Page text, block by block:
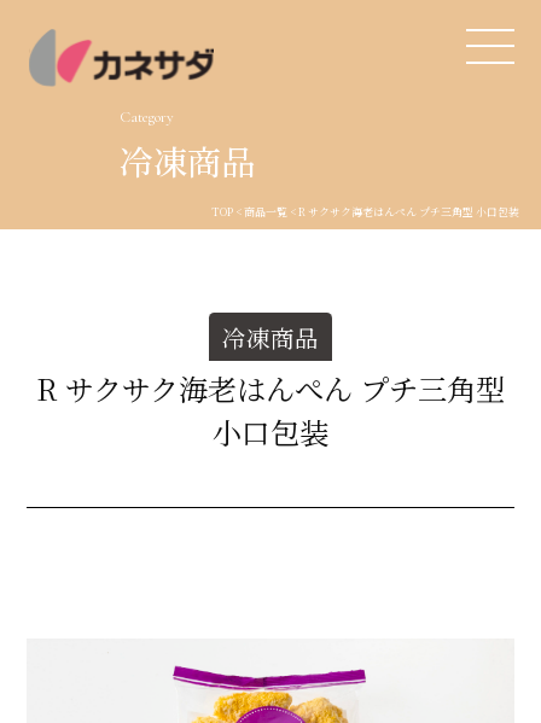
TOP
美味しい安心
商品・開発
品質管理
採用情報
リニューアル中
Category
冷凍商品
TOP<商品一覧 < R サクサク海老はんぺん プチ三角型 小口包装
冷凍商品
R サクサク海老はんぺん プチ三角型
小口包装